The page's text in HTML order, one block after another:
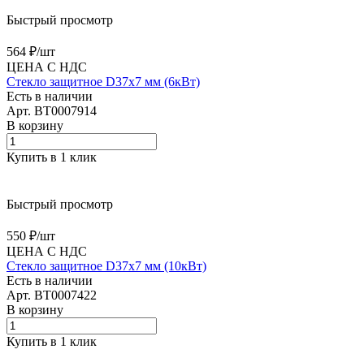
Быстрый просмотр
564 ₽/шт
ЦЕНА С НДС
Стекло защитное D37х7 мм (6кВт)
Есть в наличии
Арт. BT0007914
В корзину
Купить в 1 клик
Быстрый просмотр
550 ₽/шт
ЦЕНА С НДС
Стекло защитное D37х7 мм (10кВт)
Есть в наличии
Арт. BT0007422
В корзину
Купить в 1 клик